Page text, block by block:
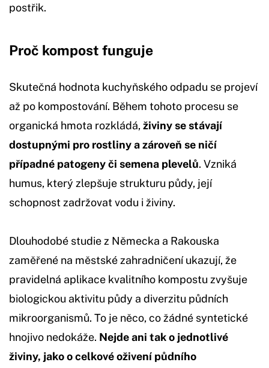
postřik.
Proč kompost funguje
Skutečná hodnota kuchyňského odpadu se projeví
až po kompostování. Během tohoto procesu se
organická hmota rozkládá,živiny se stávají
dostupnými pro rostliny a zároveň se ničí
případné patogeny či semena plevelů. Vzniká
humus, který zlepšuje strukturu půdy, její
schopnost zadržovat vodu i živiny.
Dlouhodobé studie z Německa a Rakouska
zaměřené na městské zahradničení ukazují, že
pravidelná aplikace kvalitního kompostu zvyšuje
biologickou aktivitu půdy a diverzitu půdních
mikroorganismů. To je něco, co žádné syntetické
hnojivo nedokáže. Nejde ani tak o jednotlivé
živiny, jako o celkové oživení půdního